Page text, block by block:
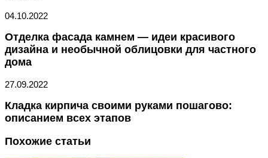
04.10.2022
Отделка фасада камнем — идеи красивого
дизайна и необычной облицовки для частного
дома
27.09.2022
Кладка кирпича своими руками пошагово:
описанием всех этапов
Похожие статьи